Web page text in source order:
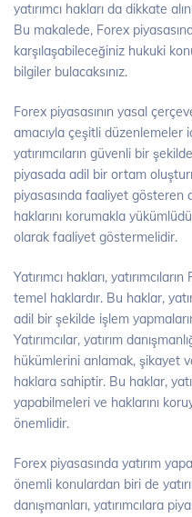
yatırımcı hakları da dikkate
Bu makalede, Forex
karşılaşabileceğiniz hukuki
bilgiler bulacaksınız.
Forex piyasasının yasal
amacıyla çeşitli düzenlemeler
yatırımcıların güvenli bir
piyasada adil bir ortam
piyasasında faaliyet gösteren
haklarını korumakla
olarak faaliyet göstermelidir.
Yatırımcı hakları,
temel haklardır. Bu haklar,
adil bir şekilde işlem
Yatırımcılar, yatırım
hükümlerini anlamak, şikayet
haklara sahiptir. Bu haklar,
yapabilmeleri ve haklarını
önemlidir.
Forex piyasasında yatırım
önemli konulardan biri de
danışmanları, yatırımcılara